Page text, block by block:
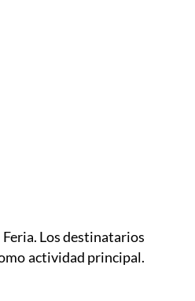
Los destinatarios
actividad principal.